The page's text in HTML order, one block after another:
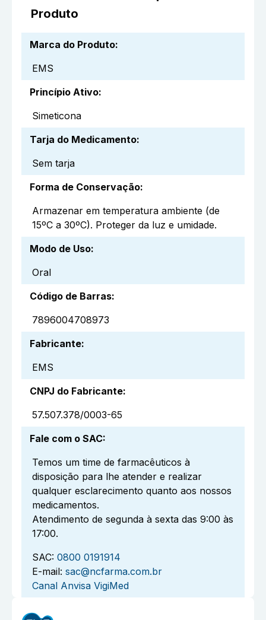
Produto
Marca do Produto:
EMS
Princípio Ativo:
Simeticona
Tarja do Medicamento:
Sem tarja
Forma de Conservação:
Armazenar em temperatura ambiente (de
15ºC a 30ºC). Proteger da luz e umidade.
Modo de Uso:
Oral
Código de Barras:
7896004708973
Fabricante:
EMS
CNPJ do Fabricante:
57.507.378/0003-65
Fale com o SAC:
Temos um time de farmacêuticos à
disposição para lhe atender e realizar
qualquer esclarecimento quanto aos nossos
medicamentos.
Atendimento de segunda à sexta das 9:00 às
17:00.
SAC: 0800 0191914
E-mail: sac@ncfarma.com.br
Canal Anvisa VigiMed